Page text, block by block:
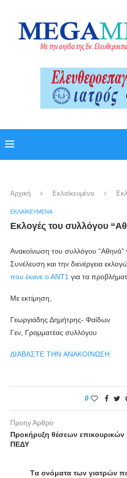
Αρχική Εκλαϊκευμένα
ΕΚΛΑΪΚΕΥΜΈΝΑ
Εκλογές του συλλόγου
Ανακοίνωση του συλλόγου “Αθηνά”
Συνέλευση και την διενέργεια
που έκανε ο ΑΝΤ1 για τα
Με εκτίμηση,
Γεωργιάδης Δημήτρης- Φαίδων
Γεν, Γραμματέας συλλόγου
ΔΙΑΒΑΣΤΕ ΤΗΝ ΑΝΑΚΟΙΝΩΣΗ
0
Προηγ Άρθρο
Προκήρυξη θέσεων επικουρικών
ΠΕΔΥ
Tα ονόματα των γιατρών